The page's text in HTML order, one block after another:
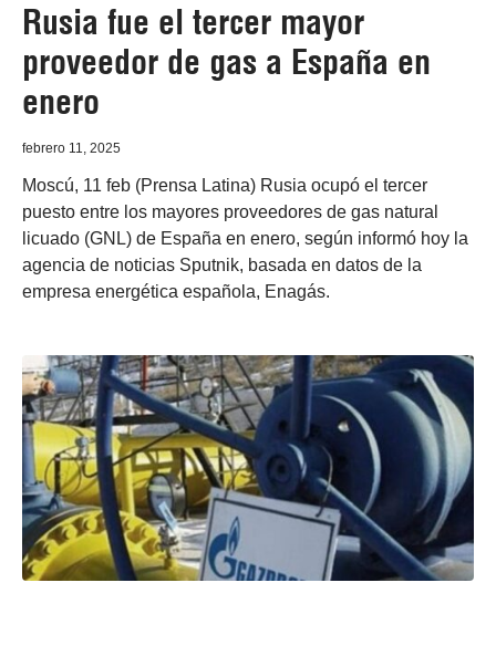
Rusia fue el tercer mayor
proveedor de gas a España en
enero
febrero 11, 2025
Moscú, 11 feb (Prensa Latina) Rusia ocupó el tercer
puesto entre los mayores proveedores de gas natural
licuado (GNL) de España en enero, según informó hoy la
agencia de noticias Sputnik, basada en datos de la
empresa energética española, Enagás.